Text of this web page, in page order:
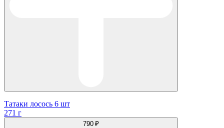
Татаки лосось 6 шт
271 г
790 ₽